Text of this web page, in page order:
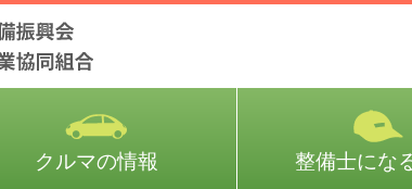
クルマの情報 整備士にな